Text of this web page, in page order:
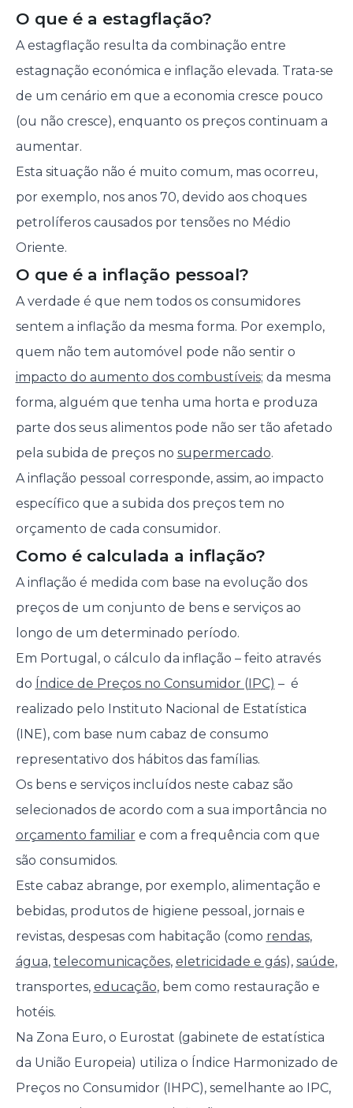
O que é a estagflação?
A estagflação resulta da combinação entre
estagnação económica e inflação elevada. Trata-se
de um cenário em que a economia cresce pouco
(ou não cresce), enquanto os preços continuam a
aumentar.
Esta situação não é muito comum, mas ocorreu,
por exemplo, nos anos 70, devido aos choques
petrolíferos causados por tensões no Médio
Oriente.
O que é a inflação pessoal?
A verdade é que nem todos os consumidores
sentem a inflação da mesma forma. Por exemplo,
quem não tem automóvel pode não sentir o
impacto do aumento dos combustíveis; da mesma
forma, alguém que tenha uma horta e produza
parte dos seus alimentos pode não ser tão afetado
pela subida de preços no supermercado.
A inflação pessoal corresponde, assim, ao impacto
específico que a subida dos preços tem no
orçamento de cada consumidor.
Como é calculada a inflação?
A inflação é medida com base na evolução dos
preços de um conjunto de bens e serviços ao
longo de um determinado período.
Em Portugal, o cálculo da inflação – feito através
do Índice de Preços no Consumidor (IPC) – é
realizado pelo Instituto Nacional de Estatística
(INE), com base num cabaz de consumo
representativo dos hábitos das famílias.
Os bens e serviços incluídos neste cabaz são
selecionados de acordo com a sua importância no
orçamento familiare com a frequência com que
são consumidos.
Este cabaz abrange, por exemplo, alimentação e
bebidas, produtos de higiene pessoal, jornais e
revistas, despesas com habitação (como rendas,
água, telecomunicações, eletricidade e gás), saúde,
transportes, educação, bem como restauração e
hotéis.
Na Zona Euro, o Eurostat (gabinete de estatística
da União Europeia) utiliza o Índice Harmonizado de
Preços no Consumidor (IHPC), semelhante ao IPC,